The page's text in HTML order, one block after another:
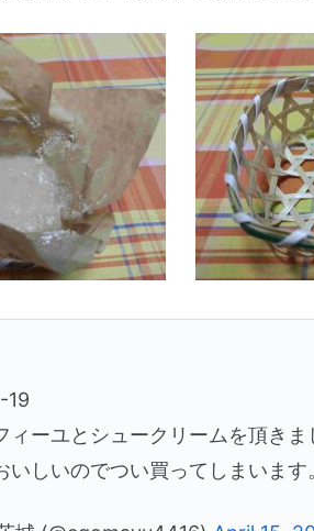
19
ィーユとシュークリームを頂き
いしいのでつい買ってしまいます